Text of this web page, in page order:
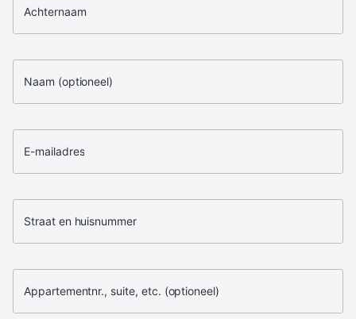
Achternaam
Naam (optioneel)
E-mailadres
Straat en huisnummer
Appartementnr., suite, etc. (optioneel)